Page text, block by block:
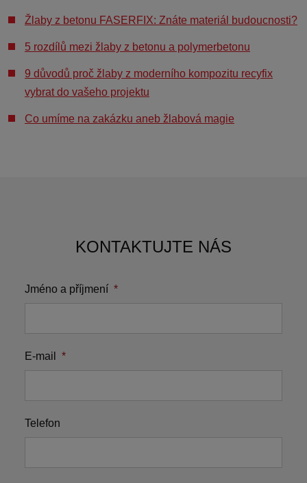
Žlaby z betonu FASERFIX: Znáte materiál budoucnosti?
5 rozdílů mezi žlaby z betonu a polymerbetonu
9 důvodů proč žlaby z moderního kompozitu recyfix
vybrat do vašeho projektu
Co umíme na zakázku aneb žlabová magie
KONTAKTUJTE NÁS
Jméno a příjmení *
E-mail *
Telefon